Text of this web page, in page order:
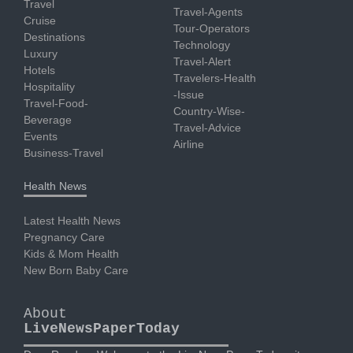
Travel
Cruise
Destinations
Luxury
Hotels
Hospitality
Travel-Food-
Beverage
Events
Business-Travel
Travel-Agents
Tour-Operators
Technology
Travel-Alert
Travelers-Health
-Issue
Country-Wise-
Travel-Advice
Airline
Health News
Latest Health News
Pregnancy Care
Kids & Mom Health
New Born Baby Care
About
LiveNewsPaperToday